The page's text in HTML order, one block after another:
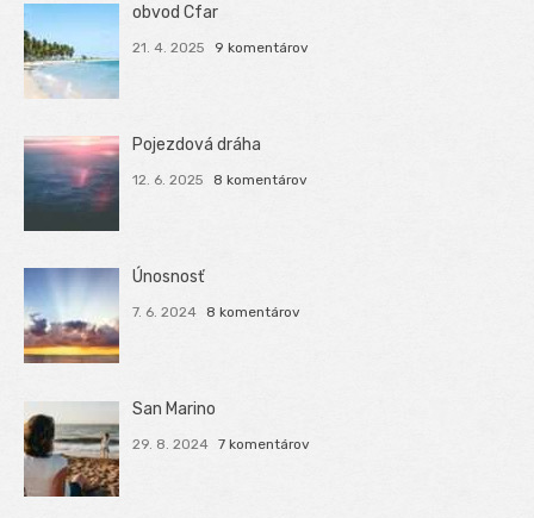
obvod Cfar
21. 4. 2025 9 komentárov
Pojezdová dráha
12. 6. 2025 8 komentárov
Únosnosť
7. 6. 2024 8 komentárov
San Marino
29. 8. 2024 7 komentárov